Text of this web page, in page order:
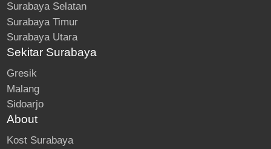
Surabaya Selatan
Surabaya Timur
Surabaya Utara
Sekitar Surabaya
Gresik
Malang
Sidoarjo
About
Kost Surabaya